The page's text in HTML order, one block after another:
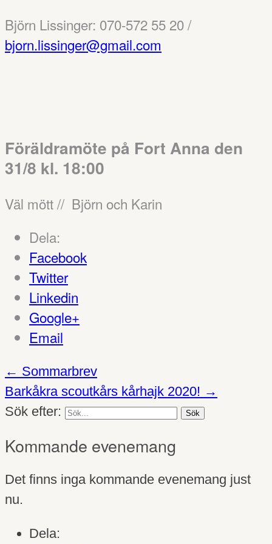
Björn Lissinger: 070-572 55 20 /
bjorn.lissinger@gmail.com
Föräldramöte på Fort Anna den
31/8 kl. 18:00
Väl mött // Björn och Karin
Dela:
Facebook
Twitter
Linkedin
Google+
Email
← Sommarbrev
Barkåkra scoutkårs kårhajk 2020! →
Sök efter:
Kommande evenemang
Det finns inga kommande evenemang just
nu.
Dela: